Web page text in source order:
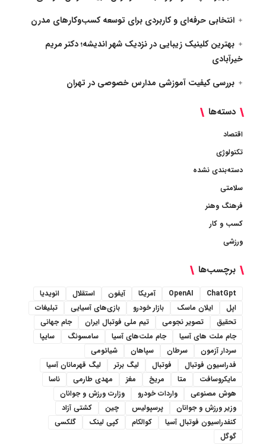
انتخابی حرفه‌ای و کاربردی برای توسعه کسب‌وکارهای مدرن
بهترین کلینیک زیبایی در نزدیک شهر اندیشه؛ دکتر مریم
خیرآبادی
بررسی کیفیت آموزشی مدارس خصوصی در تهران
دسته‌ها
اقتصاد
تکنولوژی
دسته‌بندی نشده
سلامتی
فرهنگ وهنر
کسب و کار
ورزشی
برچسب‌ها
ChatGpt
OpenAI آمریکا آیفون استقلال
انویدیا
اپل
ایلان ماسک بازار خودرو بازی‌های آسیایی
تبلیغات
تحقیق
تصویر نجومی تیم ملی فوتبال ایران
جام جهانی
جام ملت های آسیا
جام ملت‌های آسیا سامسونگ
سایپا
سردار آزمون
سرطان سپاهان
شیائومی
فدراسیون فوتبال
فوتبال لیگ برتر
لیگ قهرمانان آسیا
مایکروسافت
متا مریخ مغز مهدی طارمی
ناسا
هوش مصنوعی
واردات خودرو
وزارت ورزش و جوانان
وزیر ورزش و جوانان
پرسپولیس چین
کشتی آزاد
کنفدراسیون فوتبال آسیا
کوالکام کپی لینک
گلکسی
گوگل